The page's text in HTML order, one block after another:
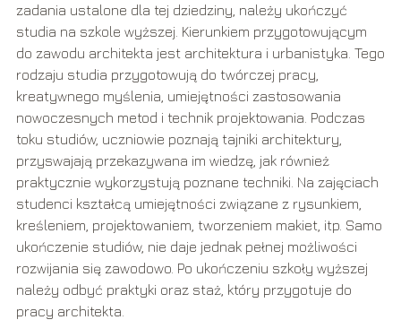
zadania ustalone dla tej dziedziny, należy ukończyć
studia na szkole wyższej. Kierunkiem przygotowującym
do zawodu architekta jest architektura i urbanistyka. Tego
rodzaju studia przygotowują do twórczej pracy,
kreatywnego myślenia, umiejętności zastosowania
nowoczesnych metod i technik projektowania. Podczas
toku studiów, uczniowie poznają tajniki architektury,
przyswajają przekazywana im wiedzę, jak również
praktycznie wykorzystują poznane techniki. Na zajęciach
studenci kształcą umiejętności związane z rysunkiem,
kreśleniem, projektowaniem, tworzeniem makiet, itp. Samo
ukończenie studiów, nie daje jednak pełnej możliwości
rozwijania się zawodowo. Po ukończeniu szkoły wyższej
należy odbyć praktyki oraz staż, który przygotuje do
pracy architekta.